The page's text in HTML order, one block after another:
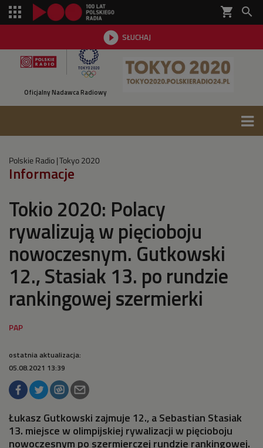
shopping_cart 
 SŁUCHAJ

Oficjalny Nadawca Radiowy
Polskie Radio Tokyo 2020
Informacje
Tokio 2020: Polacy
rywalizują w pięcioboju
nowoczesnym. Gutkowski
12., Stasiak 13. po rundzie
rankingowej szermierki
ostatnia aktualizacja:
05.08.2021 13:39
Łukasz Gutkowski zajmuje 12., a Sebastian Stasiak
13. miejsce w olimpijskiej rywalizacji w pięcioboju
nowoczesnym po szermierczej rundzie rankingowej.